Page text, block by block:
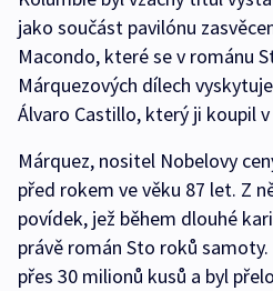
jako součást pavilónu
Macondo, které se v románu
Márquezových dílech
Álvaro Castillo, který ji koupil
Márquez, nositel Nobelovy
před rokem ve věku 87 let. Z
povídek, jež během dlouhé
právě román Sto roků
přes 30 milionů kusů a byl